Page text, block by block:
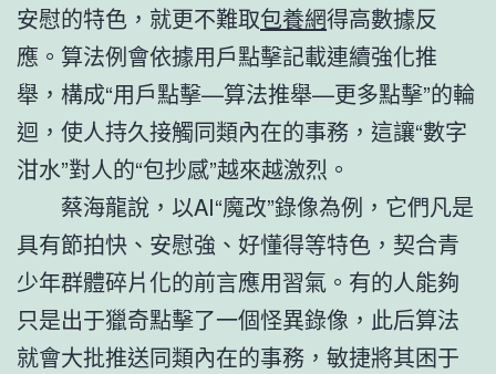
安慰的特色，就更不難取包養網得高數據反
應。算法例會依據用戶點擊記載連續強化推
舉，構成“用戶點擊—算法推舉—更多點擊”的輪
迴，使人持久接觸同類內在的事務，這讓“數字
泔水”對人的“包抄感”越來越激烈。
蔡海龍說，以AI“魔改”錄像為例，它們凡是
具有節拍快、安慰強、好懂得等特色，契合青
少年群體碎片化的前言應用習氣。有的人能夠
只是出于獵奇點擊了一個怪異錄像，此后算法
就會大批推送同類內在的事務，敏捷將其困于